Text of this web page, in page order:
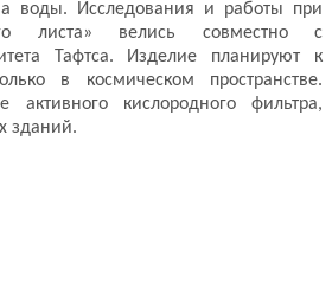
воды. Исследования и работы при
листа» велись совместно с
Тафтса. Изделие планируют к
в космическом пространстве.
активного кислородного фильтра,
зданий.